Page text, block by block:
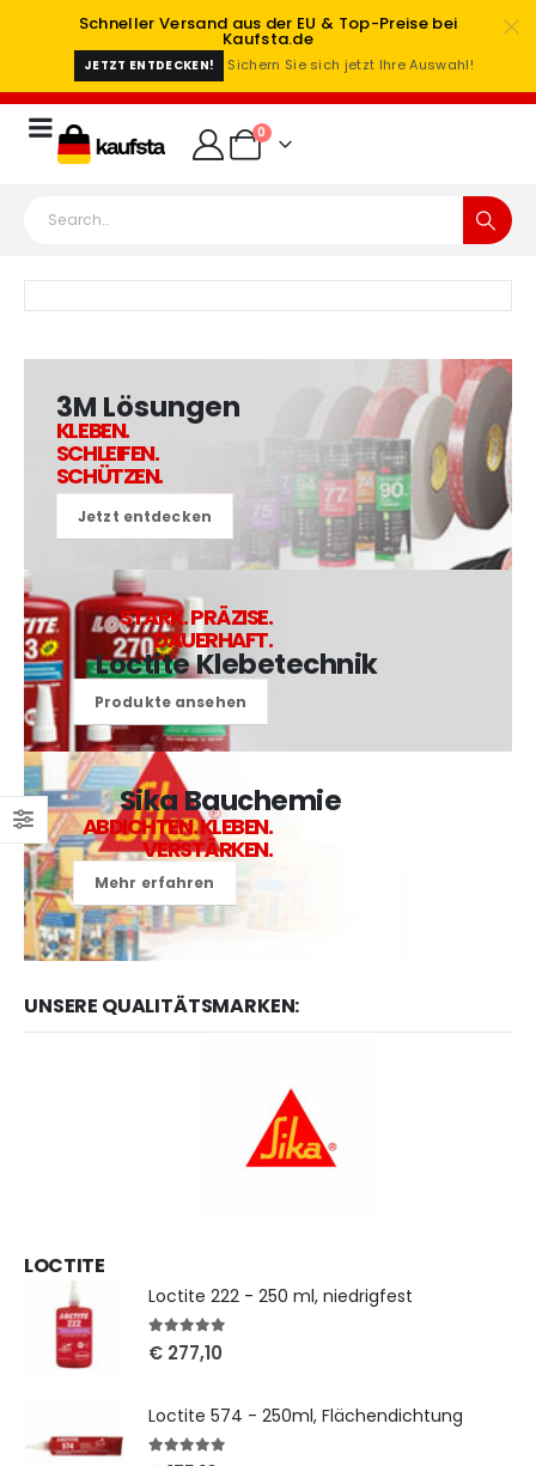
Schneller Versand aus der EU & Top-Preise bei
Kaufsta.de
JETZT ENTDECKEN! Sichern Sie sich jetzt Ihre Auswahl!
0
3M Lösungen
KLEBEN.
SCHLEIFEN.
SCHÜTZEN.
Jetzt entdecken
STARK. PRÄZISE.
DAUERHAFT.
Loctite Klebetechnik
Produkte ansehen
Sika Bauchemie
ABDICHTEN. KLEBEN.
VERSTÄRKEN.
Mehr erfahren
UNSERE QUALITÄTSMARKEN:
LOCTITE
Loctite 222 - 250 ml, niedrigfest
5out of 5
€ 277,10
Loctite 574 - 250ml, Flächendichtung